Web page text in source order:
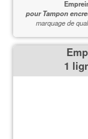
pour Tampon
marquage de
1